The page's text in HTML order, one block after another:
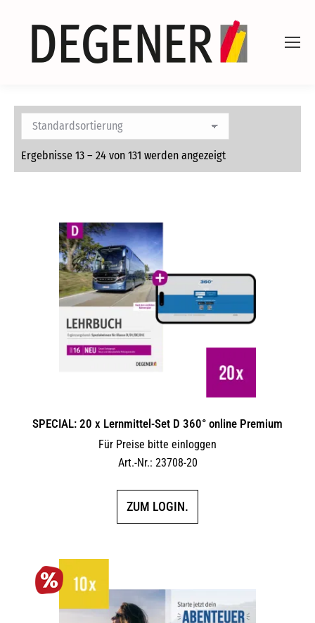
Ergebnisse 13 – 24 von 131 werden angezeigt
SPECIAL: 20 x Lernmittel-Set D 360° online Premium
Für Preise bitte einloggen
Art.-Nr.: 23708-20
ZUM LOGIN.